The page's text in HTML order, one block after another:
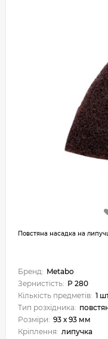
Повстяна насадка на
Бренд: Metabo
Зернистість: Р 280
Кількість предметів: 1
Тип розхідника:
Розміри: 93 х 93 мм
Кріплення: липучка